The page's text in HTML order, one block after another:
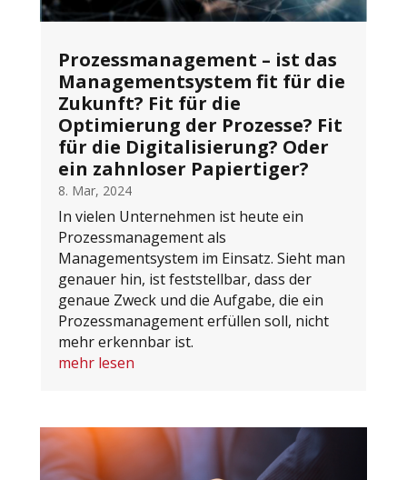
Prozessmanagement – ist das
Managementsystem fit für die
Zukunft? Fit für die
Optimierung der Prozesse? Fit
für die Digitalisierung? Oder
ein zahnloser Papiertiger?
8. Mar, 2024
In vielen Unternehmen ist heute ein
Prozessmanagement als
Managementsystem im Einsatz. Sieht man
genauer hin, ist feststellbar, dass der
genaue Zweck und die Aufgabe, die ein
Prozessmanagement erfüllen soll, nicht
mehr erkennbar ist.
mehr lesen